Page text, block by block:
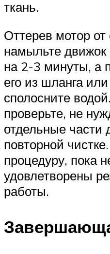
ткань.
Оттерев мотор от
намыльте
на 2-3 минуты, а
его из шланга
сполосните
проверьте, не
отдельные части
повторной
процедуру, пока
удовлетворены
работы.